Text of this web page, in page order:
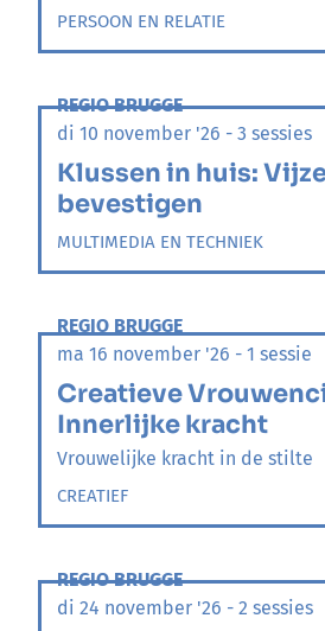
PERSOON EN RELATIE
REGIO BRUGGE
di 10 november '26 - 3 sessies
Klussen in huis:
bevestigen
MULTIMEDIA EN TECHNIEK
REGIO BRUGGE
ma 16 november '26 - 1 sessie
Creatieve
Innerlijke kracht
Vrouwelijke kracht in de stilte
CREATIEF
REGIO BRUGGE
di 24 november '26 - 2 sessies